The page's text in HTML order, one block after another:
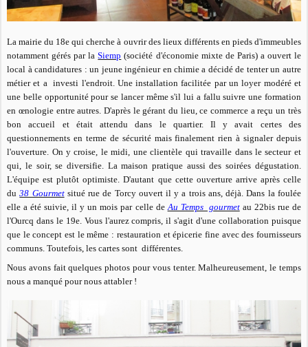
La mairie du 18e qui cherche à ouvrir des lieux différents en pieds d'immeubles
notammentgérés par laSiemp (société d'économie mixte de Paris) a ouvert le
local à candidatures : un jeune ingénieur en chimie a décidé de tenter un autre
métier et a investi l'endroit. Une installation facilitée par un loyer modéré et
une belle opportunité pour se lancer même s'il lui a fallu suivre une formation
en œnologie entre autres. D'après le gérant du lieu, ce commerce a reçu un très
bon accueil et était attendu dans le quartier. Il y avait certes des
questionnements en terme de sécurité mais finalement rien à signaler depuis
l'ouverture. On y croise, le midi, une clientèle qui travaille dans le secteur et
qui, le soir, se diversifie. La maison pratique aussi des soirées dégustation.
L'équipe est plutôt optimiste. D'autant que cette ouverture arrive après celle
du38 Gourmetsitué rue de Torcy ouvert il y a trois ans, déjà. Dans la foulée
elle a été suivie, il y un mois par celle de Au Temps gourmetau 22bis rue de
l'Ourcq dans le 19e. Vous l'aurez compris, il s'agit d'une collaboration puisque
que le concept est le même : restauration et épicerie fine avec des fournisseurs
communs. Toutefois, les cartes sont différentes.
Nous avons fait quelques photos pour vous tenter. Malheureusement, le temps
nous a manqué pour nous attabler !